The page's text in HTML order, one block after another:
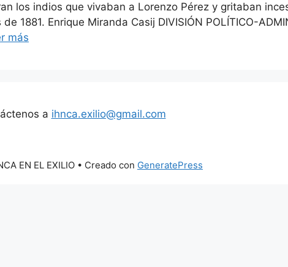
los indios que vivaban a Lorenzo Pérez y gritaban
1881. Enrique Miranda Casij DIVISIÓN POLÍTICO-
más
a ihnca.exilio@gmail.com
EN EL EXILIO • Creado con GeneratePress